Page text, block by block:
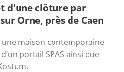
d'une clôture par
Orne, près de Caen
une maison contemporaine
portail SPAS ainsi que